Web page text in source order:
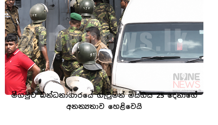
මීගමුව බන්ධනාගාරයේ ගැටුමින් මියගිය 25 දෙනාගේ
අනන්‍යතාව හෙළිවෙයි